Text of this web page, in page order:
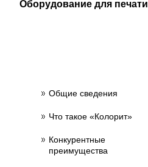
Оборудование для печати
Общие сведения
Что такое «Колорит»
Конкурентные
преимущества